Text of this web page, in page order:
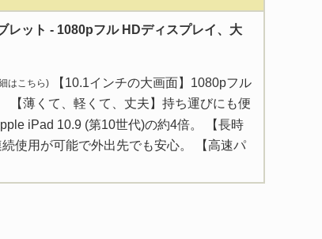
レット - 1080pフル HDディスプレイ、大
はこちら)
【10.1インチの大画面】1080pフル
【薄くて、軽くて、丈夫】持ち運びにも便
iPad 10.9 (第10世代)の約4倍。 【長時
使用が可能で外出先でも安心。 【高速パ